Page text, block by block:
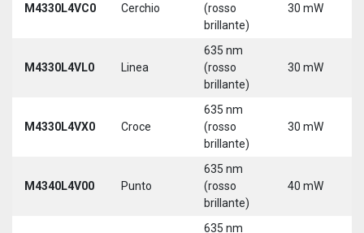
M4330L4VC0 Cerchio
(rosso
brillante)
30 mW
M4330L4VL0 Linea
635 nm
(rosso
brillante)
30 mW
M4330L4VX0 Croce
635 nm
(rosso
brillante)
30 mW
M4340L4V00 Punto
635 nm
(rosso
brillante)
40 mW
635 nm